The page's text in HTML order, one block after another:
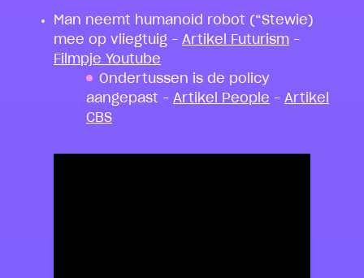
Man neemt humanoid robot (“Stewie)
mee op vliegtuig – Artikel Futurism –
Filmpje Youtube
Ondertussen is de policy
aangepast – Artikel People – Artikel
CBS